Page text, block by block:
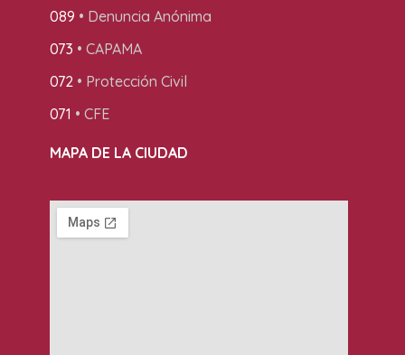
089 • Denuncia Anónima
073 • CAPAMA
072• Protección Civil
071 • CFE
MAPA DE LA CIUDAD